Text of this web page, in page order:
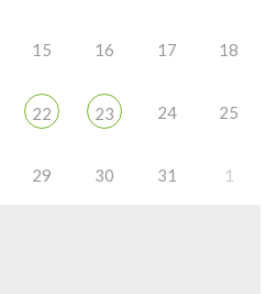
15 16 17 18
22 23 24 25
29 30 31 1